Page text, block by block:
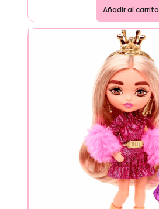
Añadir al carrito